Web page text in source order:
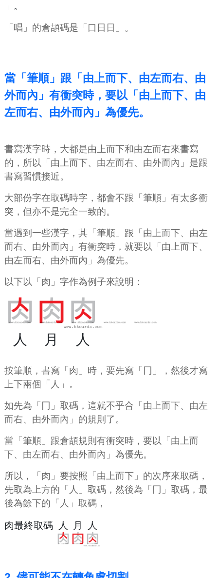
」。
「唱」的倉頡碼是「口日日」。
當「筆順」跟「由上而下、由左而右、由
外而內」有衝突時，要以「由上而下、由
左而右、由外而內」為優先。
書寫漢字時，大都是由上而下和由左而右來書寫
的，所以「由上而下、由左而右、由外而內」是跟
書寫習慣接近。
大部份字在取碼時字，都會不跟「筆順」有太多衝
突，但亦不是完全一致的。
當遇到一些漢字，其「筆順」跟「由上而下、由左
而右、由外而內」有衝突時，就要以「由上而下、
由左而右、由外而內」為優先。
以下以「肉」字作為例子來說明：
人 月 人
按筆順，書寫「肉」時，要先寫「冂」，然後才寫
上下兩個「人」。
如先為「冂」取碼，這就不乎合「由上而下、由左
而右、由外而內」的規則了。
當「筆順」跟倉頡規則有衝突時，要以「由上而
下、由左而右、由外而內」為優先。
所以，「肉」要按照「由上而下」的次序來取碼，
先取為上方的「人」取碼，然後為「冂」取碼，最
後為餘下的「人」取碼，
肉最終取碼 人 月 人